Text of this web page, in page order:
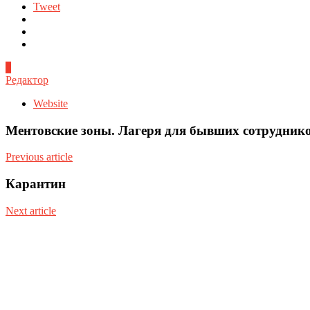
Tweet
Редактор
Website
Ментовские зоны. Лагеря для бывших
Previous article
Карантин
Next article